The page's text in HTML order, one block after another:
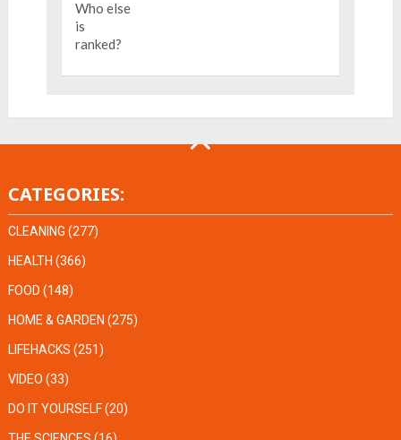
CATEGORIES:
CLEANING (277)
HEALTH (366)
FOOD (148)
HOME & GARDEN (275)
LIFEHACKS (251)
VIDEO (33)
DO IT YOURSELF(20)